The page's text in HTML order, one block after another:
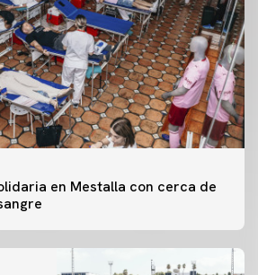
en Mestalla con cerca de